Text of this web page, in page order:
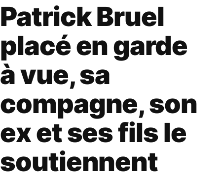
Patrick Bruel
placé en garde
à vue, sa
compagne, son
ex et ses fils le
soutiennent